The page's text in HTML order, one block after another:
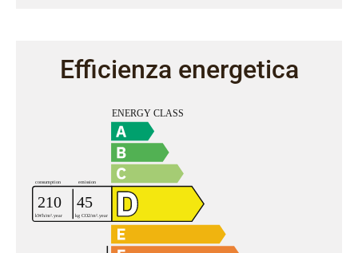
Efficienza energetica